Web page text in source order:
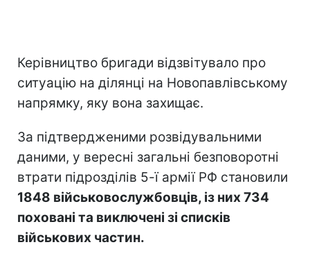
Керівництво бригади відзвітувало про
ситуацію на ділянці на Новопавлівському
напрямку, яку вона захищає.
За підтвердженими розвідувальними
даними, у вересні загальні безповоротні
втрати підрозділів 5-ї армії РФ становили
1848 військовослужбовців, із них 734
поховані та виключені зі списків
військових частин.